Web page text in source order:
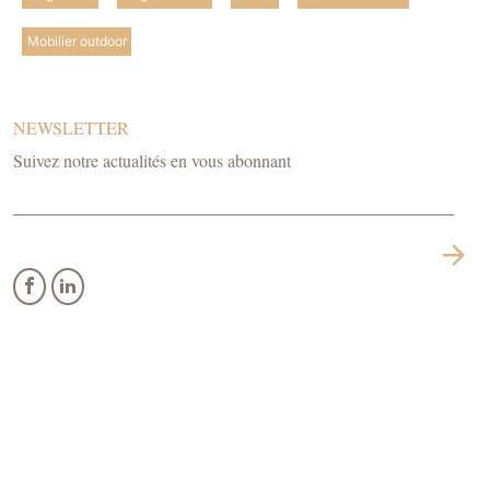
Mobilier outdoor
NEWSLETTER
Suivez notre actualités en vous abonnant